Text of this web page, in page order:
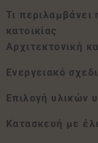
Τι περιλαμβάνει
κατοικίας
Αρχιτεκτονική
Ενεργειακό
Επιλογή υλικών
Κατασκευή με